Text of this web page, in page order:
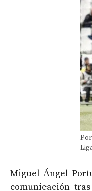
Miguel Ángel
comunicación